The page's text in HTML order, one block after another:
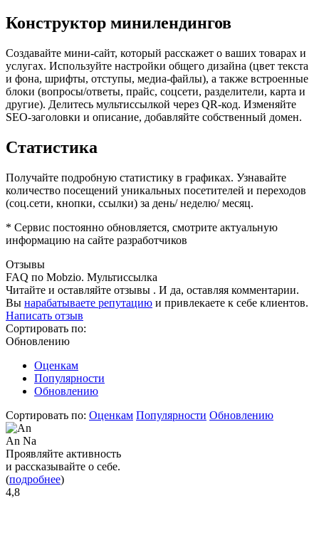
Конструктор минилендингов
Создавайте мини-сайт, который расскажет о ваших товарах и
услугах. Используйте настройки общего дизайна (цвет текста
и фона, шрифты, отступы, медиа-файлы), а также встроенные
блоки (вопросы/ответы, прайс, соцсети, разделители, карта и
другие). Делитесь мультиссылкой через QR-код. Изменяйте
SEO-заголовки и описание, добавляйте собственный домен.
Статистика
Получайте подробную статистику в графиках. Узнавайте
количество посещений уникальных посетителей и переходов
(соц.сети, кнопки, ссылки) за день/ неделю/ месяц.
* Сервис постоянно обновляется, смотрите актуальную
информацию на сайте разработчиков
Отзывы
FAQ по Mobzio. Мультиссылка
Читайте и оставляйте отзывы . И да, оставляя комментарии.
Вы нарабатываете репутацию и привлекаете к себе клиентов.
Написать отзыв
Сортировать по:
Обновлению
Оценкам
Популярности
Обновлению
Сортировать по: Оценкам Популярности Обновлению
An Na
Проявляйте активность
и рассказывайте о себе.
(подробнее)
4,8